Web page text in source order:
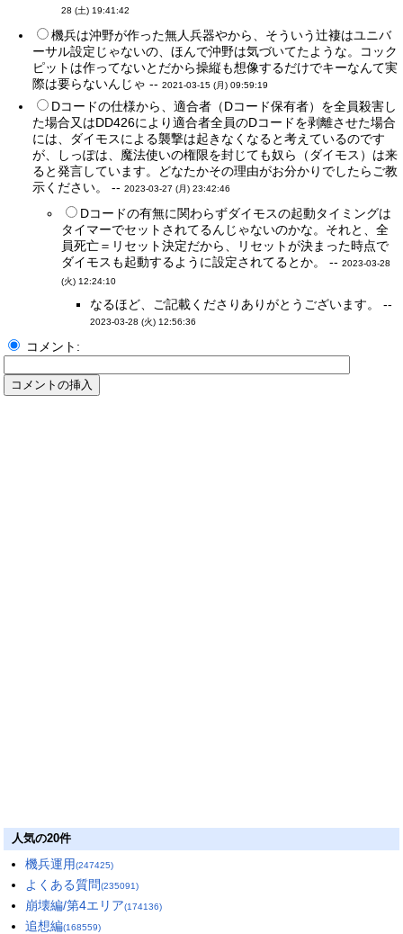
28 (土) 19:41:42
機兵は沖野が作った無人兵器やから、そういう辻褄はユニバ
ーサル設定じゃないの、ほんで沖野は気づいてたような。コック
ピットは作ってないとだから操縦も想像するだけでキーなんて実
際は要らないんじゃ --2021-03-15 (月) 09:59:19
Dコードの仕様から、適合者（Dコード保有者）を全員殺害し
た場合又はDD426により適合者全員のDコードを剥離させた場合
には、ダイモスによる襲撃は起きなくなると考えているのです
が、しっぽは、魔法使いの権限を封じても奴ら（ダイモス）は来
ると発言しています。どなたかその理由がお分かりでしたらご教
示ください。 --2023-03-27 (月) 23:42:46
Dコードの有無に関わらずダイモスの起動タイミングは
タイマーでセットされてるんじゃないのかな。それと、全
員死亡＝リセット決定だから、リセットが決まった時点で
ダイモスも起動するように設定されてるとか。 --2023-03-28
(火) 12:24:10
なるほど、ご記載くださりありがとうございます。 --
2023-03-28 (火) 12:56:36
コメント:
人気の20件
機兵運用(247425)
よくある質問(235091)
崩壊編/第4エリア(174136)
追想編(168559)